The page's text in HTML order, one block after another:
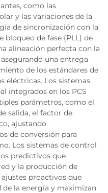
como las
y las variaciones de la
de sincronización con la
bloqueo de fase (PLL) de
alineación perfecta con la
una entrega
de los estándares de
eléctricas. Los sistemas
integrados en los PCS
parámetros, como el
salida, el factor de
ajustando
de conversión para
Los sistemas de control
predictivos que
y la producción de
proactivos que
la energía y maximizan